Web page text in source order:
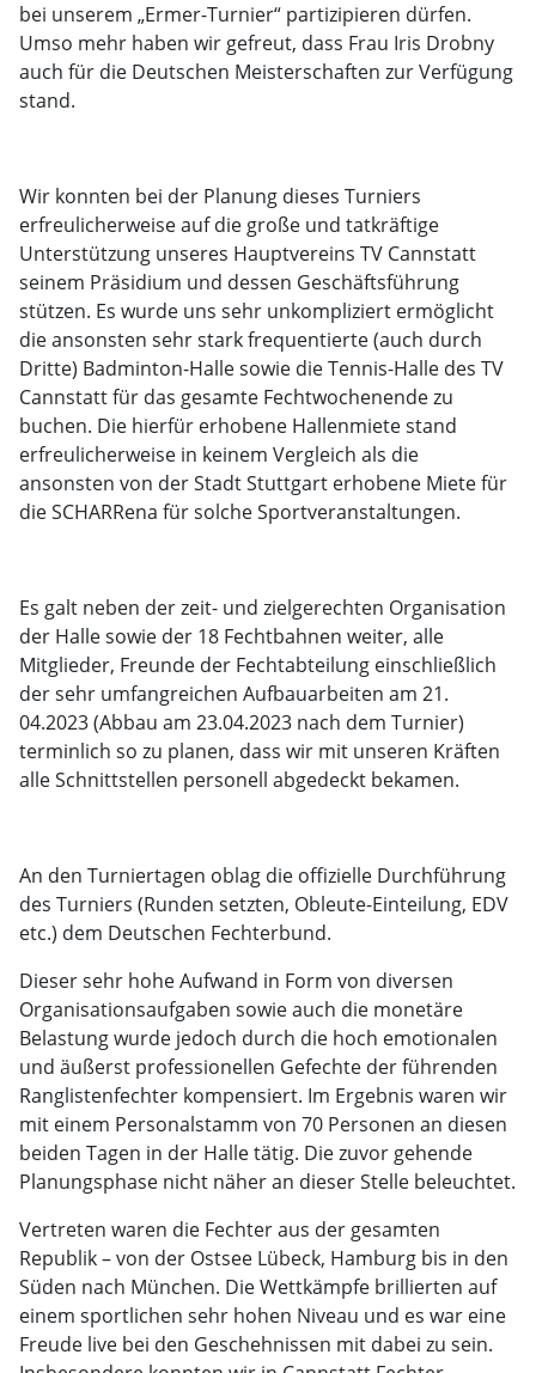
bei unserem „Ermer-Turnier“ partizipieren dürfen.
Umso mehr haben wir gefreut, dass Frau Iris Drobny
auch für die Deutschen Meisterschaften zur Verfügung
stand.
Wir konnten bei der Planung dieses Turniers
erfreulicherweise auf die große und tatkräftige
Unterstützung unseres Hauptvereins TV Cannstatt
seinem Präsidium und dessen Geschäftsführung
stützen. Es wurde uns sehr unkompliziert ermöglicht
die ansonsten sehr stark frequentierte (auch durch
Dritte) Badminton-Halle sowie die Tennis-Halle des TV
Cannstatt für das gesamte Fechtwochenende zu
buchen. Die hierfür erhobene Hallenmiete stand
erfreulicherweise in keinem Vergleich als die
ansonsten von der Stadt Stuttgart erhobene Miete für
die SCHARRena für solche Sportveranstaltungen.
Es galt neben der zeit- und zielgerechten Organisation
der Halle sowie der 18 Fechtbahnen weiter, alle
Mitglieder, Freunde der Fechtabteilung einschließlich
der sehr umfangreichen Aufbauarbeiten am 21.
04.2023 (Abbau am 23.04.2023 nach dem Turnier)
terminlich so zu planen, dass wir mit unseren Kräften
alle Schnittstellen personell abgedeckt bekamen.
An den Turniertagen oblag die offizielle Durchführung
des Turniers (Runden setzten, Obleute-Einteilung, EDV
etc.) dem Deutschen Fechterbund.
Dieser sehr hohe Aufwand in Form von diversen
Organisationsaufgaben sowie auch die monetäre
Belastung wurde jedoch durch die hoch emotionalen
und äußerst professionellen Gefechte der führenden
Ranglistenfechter kompensiert. Im Ergebnis waren wir
mit einem Personalstamm von 70 Personen an diesen
beiden Tagen in der Halle tätig. Die zuvor gehende
Planungsphase nicht näher an dieser Stelle beleuchtet.
Vertreten waren die Fechter aus der gesamten
Republik – von der Ostsee Lübeck, Hamburg bis in den
Süden nach München. Die Wettkämpfe brillierten auf
einem sportlichen sehr hohen Niveau und es war eine
Freude live bei den Geschehnissen mit dabei zu sein.